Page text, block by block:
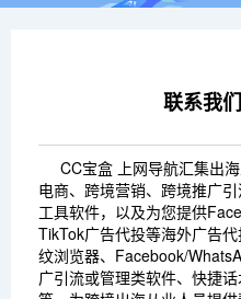
联系我
CC宝盒 上网导航汇集出
电商、跨境营销、跨境推广
工具软件，以及为您提供
TikTok广告代投等海外广告
纹浏览器、Facebook/
广引流或管理类软件、快捷